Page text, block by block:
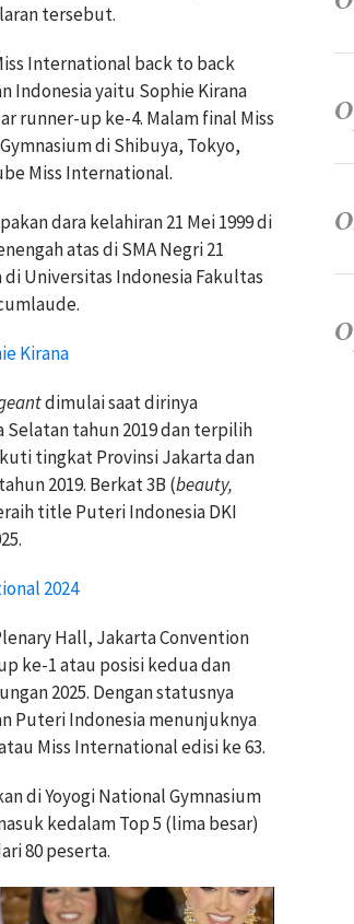
tersebut.
International back to back
Indonesia yaitu Sophie Kirana
runner-up ke-4. Malam final Miss
di Shibuya, Tokyo,
Miss International.
dara kelahiran 21 Mei 1999 di
atas di SMA Negri 21
Universitas Indonesia Fakultas
Kirana
dimulai saat dirinya
tahun 2019 dan terpilih
tingkat Provinsi Jakarta dan
2019. Berkat 3B (beauty,
title Puteri Indonesia DKI
2024
Hall, Jakarta Convention
ke-1 atau posisi kedua dan
2025. Dengan statusnya
Puteri Indonesia menunjuknya
Miss International edisi ke 63.
di Yoyogi National Gymnasium
kedalam Top 5 (lima besar)
80 peserta.